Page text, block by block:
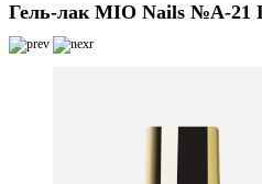
Гель-лак MIO Nails №A-21